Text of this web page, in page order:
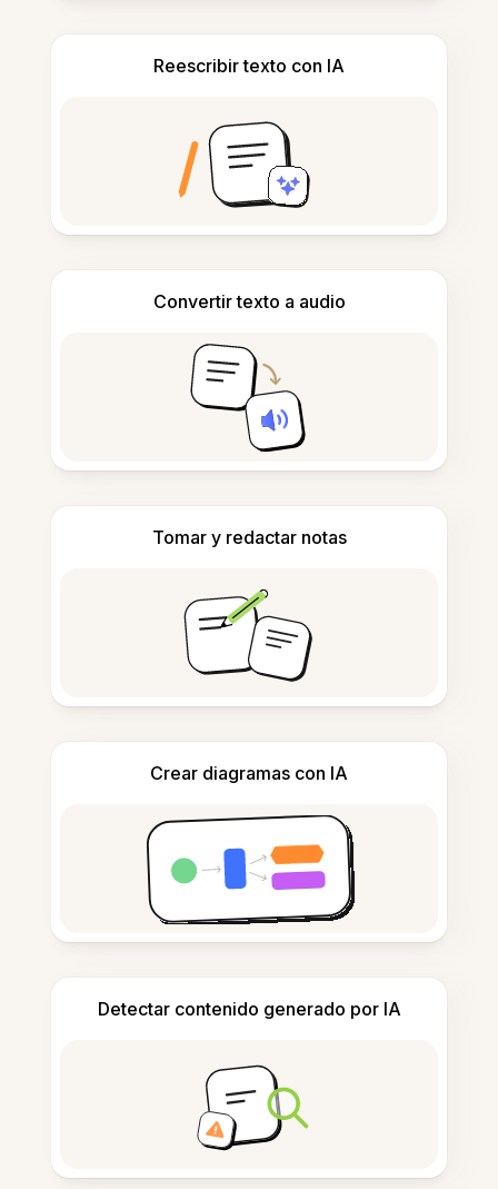
Reescribir texto con IA
Convertir texto a audio
Tomar y redactar notas
Crear diagramas con IA
Detectar contenido generado por IA